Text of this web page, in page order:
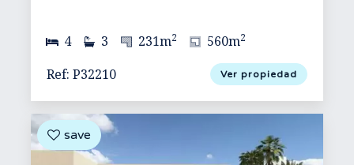
4 3 231m2 560m2
Ref: P32210 Ver propiedad